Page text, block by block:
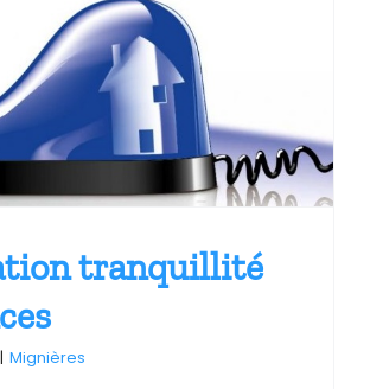
tranquillité
| Mignières